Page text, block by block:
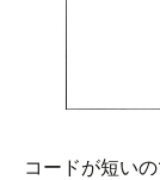
コードが短い